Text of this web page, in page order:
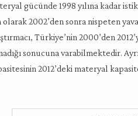
gücünde 1998 yılına kadar
olarak 2002’den sonra nispeten
Türkiye’nin 2000’den
sonucuna varabilmektedir.
2012’deki materyal